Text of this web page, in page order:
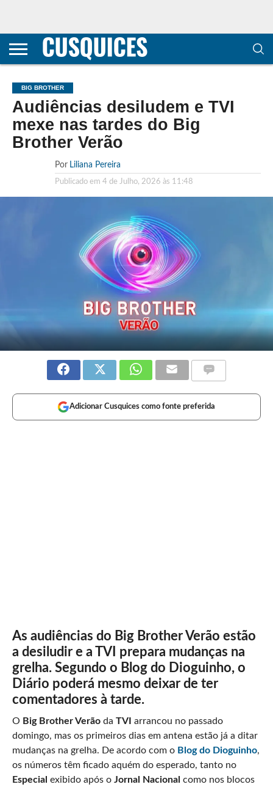
CONTACTOS
HOME
POLÍTICA DE
E COOKIES
SOBRE
TERMOS E
TRANSPARÊNCIA
METODOLOGIA
BIG BROTHER
Audiências desiludem e TVI
mexe nas tardes do Big
Brother Verão
Por Liliana Pereira
Publicado em 4 de Julho, 2026 às 11:48
Adicionar Cusquices como fonte preferida
As audiências do Big Brother Verão estão
a desiludir e a TVI prepara mudanças na
grelha. Segundo o Blog do Dioguinho, o
Diário poderá mesmo deixar de ter
comentadores à tarde.
O Big Brother Verãoda TVI arrancou no passado
domingo, mas os primeiros dias em antena estão já a ditar
mudanças na grelha. De acordo com o Blog do Dioguinho,
os números têm ficado aquém do esperado, tanto no
Especial exibido após o Jornal Nacional como nos blocos